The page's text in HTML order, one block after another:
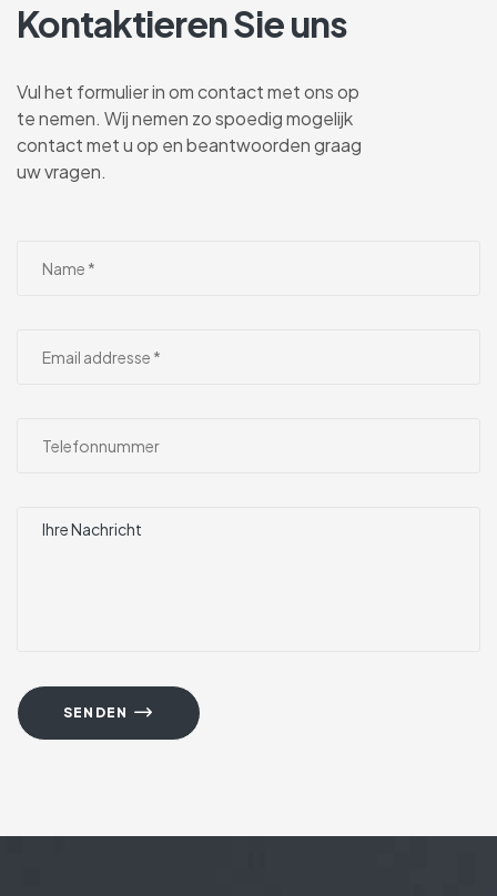
Kontaktieren Sie uns
Vul het formulier in om contact met ons op
te nemen. Wij nemen zo spoedig mogelijk
contact met u op en beantwoorden graag
uw vragen.
SENDEN